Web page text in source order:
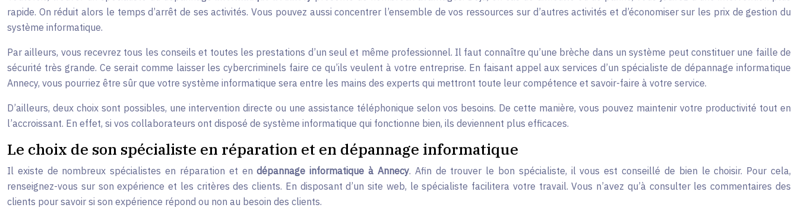
rapide. On réduit alors le temps d’arrêt de ses activités. Vous pouvez aussi concentrer l’ensemble de vos ressources sur d’autres activités et d’économiser sur les prix de gestion du
système informatique.
Par ailleurs, vous recevrez tous les conseils et toutes les prestations d’un seul et même professionnel. Il faut connaître qu’une brèche dans un système peut constituer une faille de
sécurité très grande. Ce serait comme laisser les cybercriminels faire ce qu’ils veulent à votre entreprise. En faisant appel aux services d’un spécialiste de dépannage informatique
Annecy, vous pourriez être sûr que votre système informatique sera entre les mains des experts qui mettront toute leur compétence et savoir-faire à votre service.
D’ailleurs, deux choix sont possibles, une intervention directe ou une assistance téléphonique selon vos besoins. De cette manière, vous pouvez maintenir votre productivité tout en
l’accroissant. En effet, si vos collaborateurs ont disposé de système informatique qui fonctionne bien, ils deviennent plus efficaces.
Le choix de son spécialiste en réparation et en dépannage informatique
Il existe de nombreux spécialistes en réparation et endépannage informatique à Annecy. Afin de trouver le bon spécialiste, il vous est conseillé de bien le choisir. Pour cela,
renseignez-vous sur son expérience et les critères des clients. En disposant d’un site web, le spécialiste facilitera votre travail. Vous n’avez qu’à consulter les commentaires des
clients pour savoir si son expérience répond ou non au besoin des clients.